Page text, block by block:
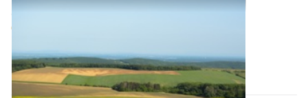
65.088 €
Codice asta:CT133566
Asta chiusa